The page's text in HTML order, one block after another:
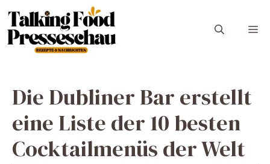
Inhalt
springen
Die Dubliner Bar erstellt
eine Liste der 10 besten
Cocktailmenüs der Welt